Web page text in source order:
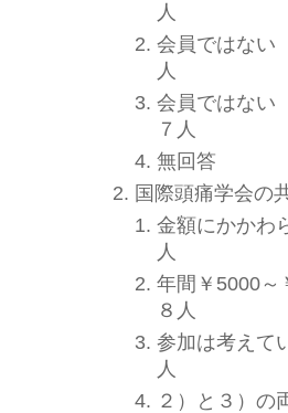
人
会員では
人
会員ではな
７人
無
国際頭痛学会の
金額に
人
年間￥5000
８人
参加
人
２